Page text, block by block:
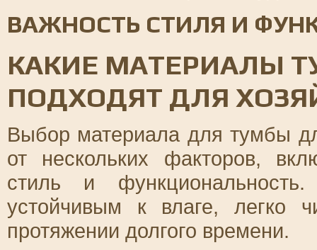
ВАЖНОСТЬ СТИЛЯ И
КАКИЕ МАТЕРИАЛЫ
ПОДХОДЯТ ДЛЯ
Выбор материала для тумбы
от нескольких факторов,
стиль и
устойчивым к влаге, легко
протяжении долгого времени.